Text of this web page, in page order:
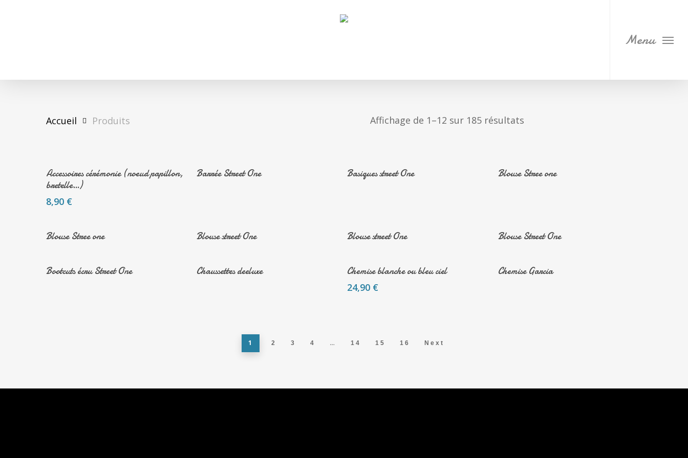
Menu
Affichage de 1–12 sur 185 résultats
Accueil Produits
Ajouter Au Panier
Accessoires cérémonie (noeud papillon,
bretelle…)
8,90 €
En Savoir Plus
Barrée Street One En Savoir Plus
Basiques street One Blouse Stree one
Blouse Stree one En Savoir Plus
Blouse street One En Savoir Plus
Blouse street One En Savoir Plus
Blouse Street One
En Savoir Plus
Bootcuts écru Street One En Savoir Plus
Chaussettes deeluxe Ajouter Au Panier
Chemise blanche ou bleu ciel
24,90 €
En Savoir Plus
Chemise Garcia
1 2 3 4 … 14 15 16 Next